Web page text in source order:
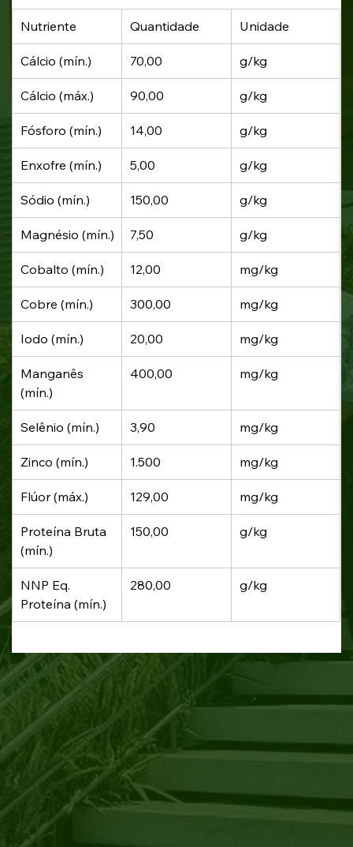
Nutriente Quantidade Unidade
Cálcio (mín.) 70,00 g/kg
Cálcio (máx.) 90,00 g/kg
Fósforo (mín.) 14,00 g/kg
Enxofre (mín.) 5,00 g/kg
Sódio (mín.) 150,00 g/kg
Magnésio (mín.) 7,50 g/kg
Cobalto (mín.) 12,00 mg/kg
Cobre (mín.) 300,00 mg/kg
Iodo (mín.) 20,00 mg/kg
Manganês
(mín.)
400,00 mg/kg
Selênio (mín.) 3,90 mg/kg
Zinco (mín.) 1.500 mg/kg
Flúor (máx.) 129,00 mg/kg
Proteína Bruta
(mín.)
150,00 g/kg
NNP Eq.
Proteína (mín.)
280,00 g/kg